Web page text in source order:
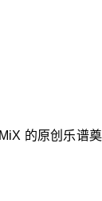
的原创乐谱